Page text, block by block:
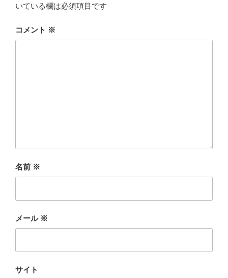
いている欄は必須項目です
コメント ※
名前 ※
メール ※
サイト